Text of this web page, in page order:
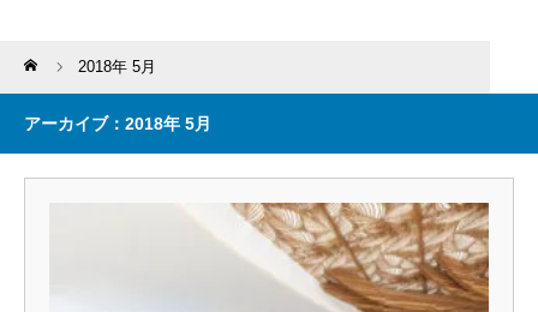
Home 2018年 5月
アーカイブ：2018年 5月